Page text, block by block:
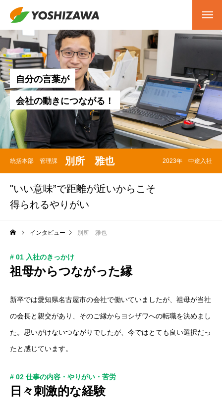
自分の言葉が
会社の動き につながる ！
統括本部 管理課 別所 雅也 2023年 中途入社
"いい意味”で距離が近いからこそ
得られるやりがい
インタビュー 別所 雅也
# 01 入社のきっかけ
祖母からつながった縁
新卒では愛知県名古屋市の会社で働いていましたが、祖母が当社
の会長と親交があり、そのご縁からヨシザワへの転職を決めまし
た。思いがけないつながりでしたが、今ではとても良い選択だっ
たと感じています。
# 02 仕事の内容・やりがい・苦労
日々刺激的な経験